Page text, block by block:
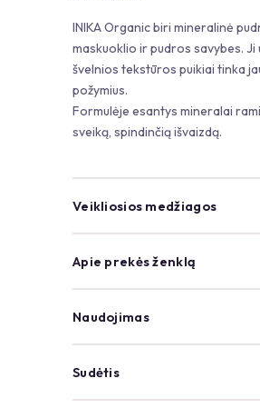
INIKA Organic biri mineralinė
maskuoklio ir pudros savybes.
švelnios tekstūros puikiai tinka
požymius.
Formulėje esantys mineralai
sveiką, spindinčią išvaizdą.
Veikliosios medžiagos
Apie prekės ženklą
Naudojimas
Sudėtis